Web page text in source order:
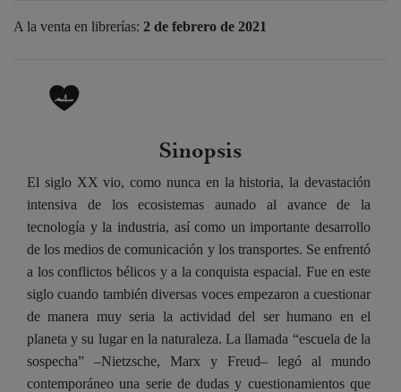
A la venta en librerías: 2 de febrero de 2021
Sinopsis
El siglo XX vio, como nunca en la historia, la devastación
intensiva de los ecosistemas aunado al avance de la
tecnología y la industria, así como un importante desarrollo
de los medios de comunicación y los transportes. Se enfrentó
a los conflictos bélicos y a la conquista espacial. Fue en este
siglo cuando también diversas voces empezaron a cuestionar
de manera muy seria la actividad del ser humano en el
planeta y su lugar en la naturaleza. La llamada “escuela de la
sospecha” –Nietzsche, Marx y Freud– legó al mundo
contemporáneo una serie de dudas y cuestionamientos que